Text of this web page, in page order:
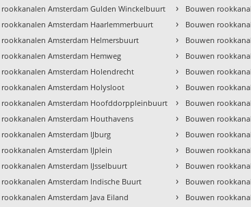
Amsterdam Gulden Winckelbuurt
Amsterdam Haarlemmerbuurt
Amsterdam Helmersbuurt
Amsterdam Hemweg
Amsterdam Holendrecht
Amsterdam Holysloot
rookkanalen Amsterdam Hoofddorppleinbuurt
Amsterdam Houthavens
Amsterdam IJburg
Amsterdam IJplein
Amsterdam IJsselbuurt
Amsterdam Indische Buurt
Amsterdam Java Eiland
› Bouwen
› Bouwen
› Bouwen
› Bouwen
› Bouwen
› Bouwen
› Bouwen
› Bouwen
› Bouwen
› Bouwen
› Bouwen
› Bouwen
› Bouwen